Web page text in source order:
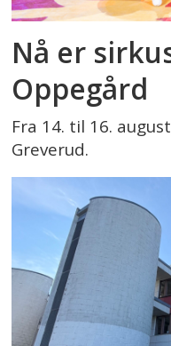
Nå er
Oppegård
Fra 14. til 16.
Greverud.